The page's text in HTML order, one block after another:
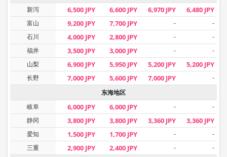
新泻
6,500 JPY 6,600 JPY 6,970 JPY 6,480 JPY
富山 9,200 JPY 7,700 JPY -
-
石川
4,000 JPY 2,800 JPY -
-
福井
3,500 JPY 3,000 JPY -
-
山梨
6,900 JPY 5,950 JPY 5,200 JPY 5,200 JPY
长野 7,000 JPY 5,600 JPY 7,000 JPY
-
东海地区
岐阜
6,000 JPY 6,000 JPY -
-
静冈
3,800 JPY 3,800 JPY 3,360 JPY 3,360 JPY
爱知 1,500 JPY 1,700 JPY -
-
三重
2,900 JPY 2,400 JPY -
-